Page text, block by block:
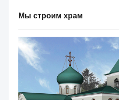
Мы строим храм